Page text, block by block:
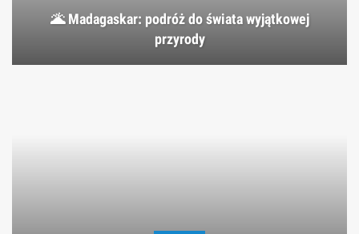
🌋 Madagaskar: podróż do świata wyjątkowej
przyrody